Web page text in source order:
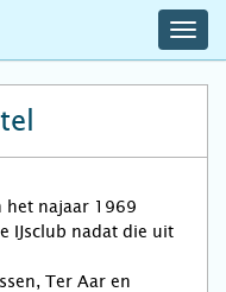
het najaar 1969
IJsclub nadat die uit
Ter Aar en